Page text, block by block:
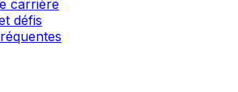
carrière
défis